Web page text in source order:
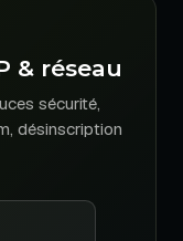
& réseau
sécurité,
désinscription